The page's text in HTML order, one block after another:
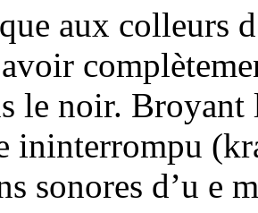
aux colleurs
le noir. Broyant
ininterrompu
sonores d’u e